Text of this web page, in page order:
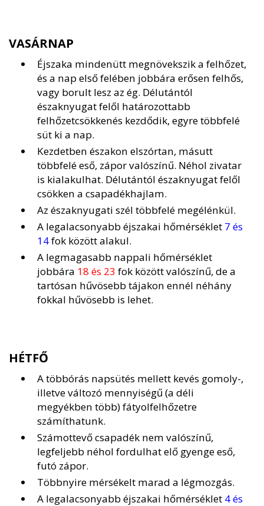
VASÁRNAP
Éjszaka mindenütt megnövekszik a felhőzet,
és a nap első felében jobbára erősen felhős,
vagy borult lesz az ég. Délutántól
északnyugat felől határozottabb
felhőzetcsökkenés kezdődik, egyre többfelé
süt ki a nap.
Kezdetben északon elszórtan, másutt
többfelé eső, zápor valószínű. Néhol zivatar
is kialakulhat. Délutántól északnyugat felől
csökken a csapadékhajlam.
Az északnyugati szél többfelé megélénkül.
A legalacsonyabb éjszakai hőmérséklet 7 és
14fok között alakul.
A legmagasabb nappali hőmérséklet
jobbára 18 és 23 fok között valószínű, de a
tartósan hűvösebb tájakon ennél néhány
fokkal hűvösebb is lehet.
HÉTFŐ
A többórás napsütés mellett kevés gomoly-,
illetve változó mennyiségű (a déli
megyékben több) fátyolfelhőzetre
számíthatunk.
Számottevő csapadék nem valószínű,
legfeljebb néhol fordulhat elő gyenge eső,
futó zápor.
Többnyire mérsékelt marad a légmozgás.
A legalacsonyabb éjszakai hőmérséklet 4 és